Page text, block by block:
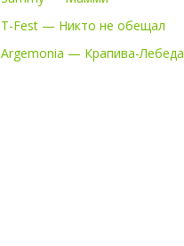
T-Fest — Никто не обещал
Argemonia — Крапива-Лебеда